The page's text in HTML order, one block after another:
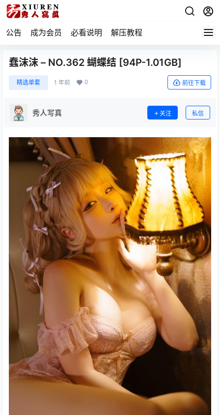
公告 成为会员 必看说明 解压教程
蠢沫沫 – NO.362 蝴蝶结 [94P-1.01GB]
精选单套 1 年前 0 前往下载
秀人写真 关注 私信